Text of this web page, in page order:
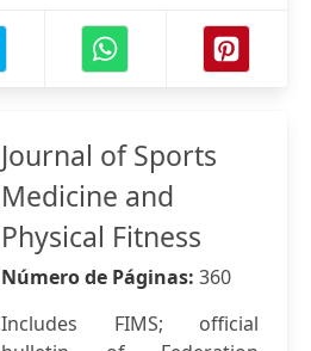
Journal of Sports
Medicine and
Physical Fitness
Número de Páginas: 360
Includes FIMS; official